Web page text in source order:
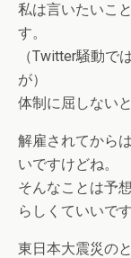
私は言いたいこ
す。
（Twitter騒動で
が）
体制に屈しない
解雇されてから
いですけどね。
そんなことは予
らしくていいです
東日本大震災の